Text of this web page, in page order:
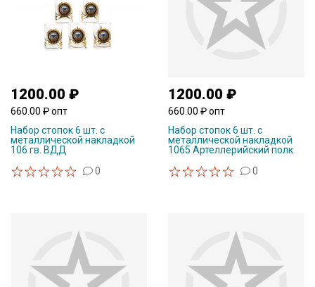
1200.00 ₽
660.00 ₽ опт
Набор стопок 6 шт. с
металлической накладкой
106 гв. ВДД
0
1200.00 ₽
660.00 ₽ опт
Набор стопок 6 шт. с
металлической накладкой
1065 Артеллерийский полк
0